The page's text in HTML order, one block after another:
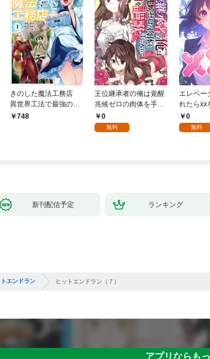
きのした魔法工務店
異世界工法で最強の家
づくりを（コミック）
748
王位継承者の俺は覚醒
兆候ゼロの肉体を手に
入れて自由を謳歌す
る。1
0
無料
エレベー
れたらxx
年齢版】
0
無料
新刊配信予定 ランキング
トエンドラン ヒットエンドラン（７）
アプリならも